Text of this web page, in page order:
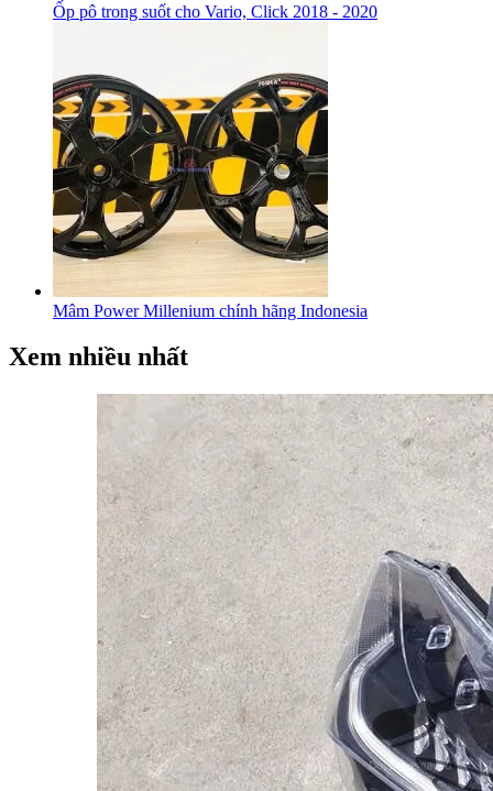
Ốp pô trong suốt cho Vario, Click 2018 - 2020
Mâm Power Millenium chính hãng Indonesia
Xem nhiều nhất